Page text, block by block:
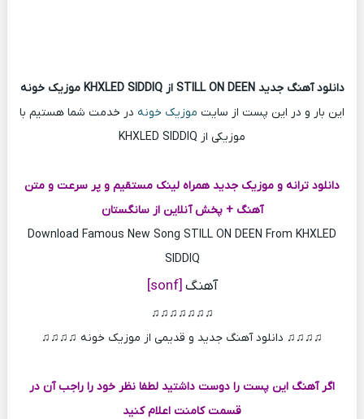
دانلود آهنگ جدید STILL ON DEEN از KHXLED SIDDIQ موزیک خونه
این بار و در این پست از سایت موزیک خونه در خدمت شما هستیم با
موزیکی از KHXLED SIDDIQ
دانلود ترانه و موزیک جدید همراه لینک مستقیم و پر سرعت و متن
آهنگ + پخش آنلاین از سانگستان
Download Famous New Song STILL ON DEEN From KHXLED
SIDDIQ
آهنگ [sonf]
♫♫♫♫♫♫♫
♫♫♫♫ دانلود آهنگ جدید و قدیمی از موزیک خونه ♫♫♫♫
اگر آهنگ این پست را دوست داشتید لطفا نظر خود را راجب آن در
قسمت کامنت اعلام کنید